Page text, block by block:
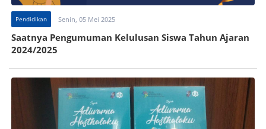
Pendidikan Senin, 05 Mei 2025
Saatnya Pengumuman Kelulusan Siswa Tahun Ajaran
2024/2025